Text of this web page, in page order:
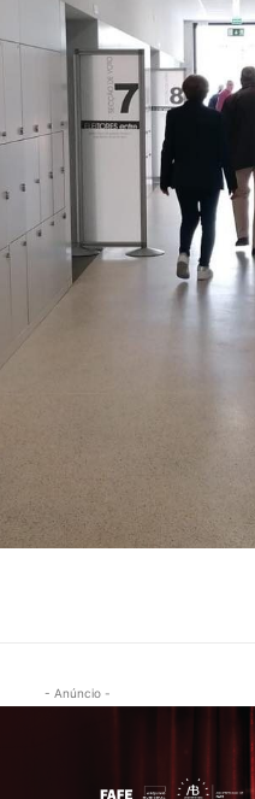
- Anúncio -